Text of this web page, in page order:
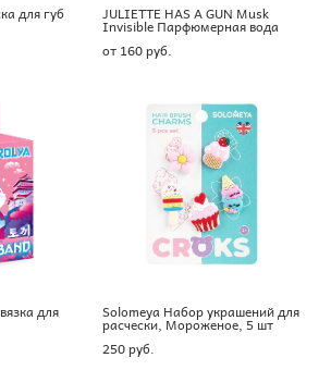
для губ JULIETTE HAS A GUN Musk
Invisible Парфюмерная вода
от 160 pуб.
для Solomeya Набор украшений для
расчески, Мороженое, 5 шт
250 pуб.